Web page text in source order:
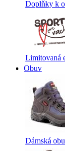
Doplňky k
Limitovaná
Obuv
Dámská